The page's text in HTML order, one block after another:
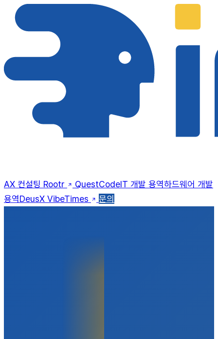
AX 컨설팅 Rootr QuestCodeIT 개발 용역하드웨어 개발
용역DeusX VibeTimes 문의